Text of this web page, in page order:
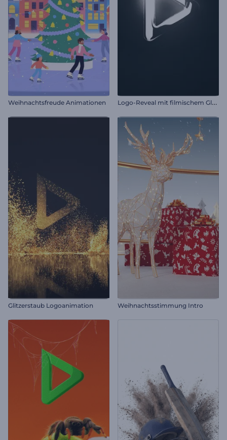
Weihnachtsfreude Animationen L
ogo-Reveal mit filmischem Glanz
Glitzerstaub Logoanimation Weihnachtsstimmung Intro